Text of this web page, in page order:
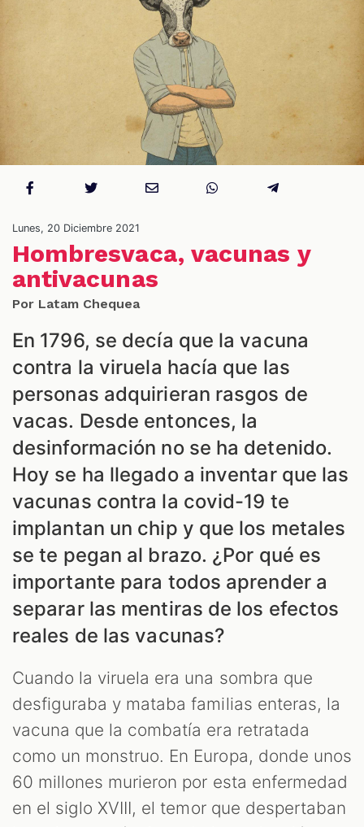
Lunes, 20 Diciembre 2021
Hombresvaca, vacunas y
antivacunas
Por Latam Chequea
En 1796, se decía que la vacuna
contra la viruela hacía que las
personas adquirieran rasgos de
vacas. Desde entonces, la
desinformación no se ha detenido.
Hoy se ha llegado a inventar que las
vacunas contra la covid-19 te
implantan un chip y que los metales
se te pegan al brazo. ¿Por qué es
importante para todos aprender a
separar las mentiras de los efectos
reales de las vacunas?
Cuando la viruela era una sombra que
desfiguraba y mataba familias enteras, la
vacuna que la combatía era retratada
como un monstruo. En Europa, donde unos
60 millones murieron por esta enfermedad
en el siglo XVIII, el temor que despertaban